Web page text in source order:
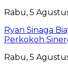
Rabu, 5
Ryan Sinaga
Perkokoh
Rabu, 5